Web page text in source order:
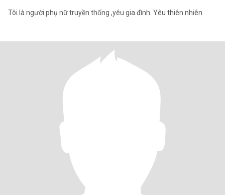
Tôi là người phụ nữ truyền thống ,yêu gia đình. Yêu thiên nhiên